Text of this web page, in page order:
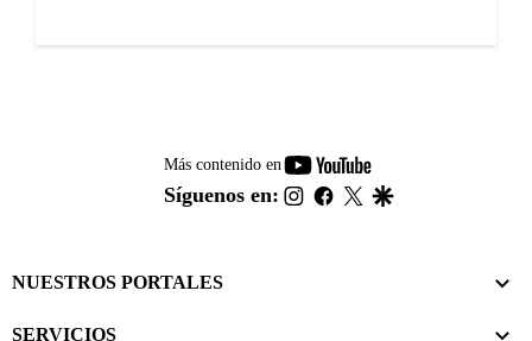
Más contenido en
youtube-
footer
Síguenos en: instagram
facebook
twitter
NUESTROS PORTALES
SERVICIOS